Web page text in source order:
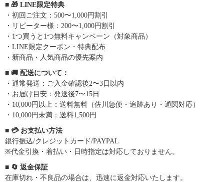
■ 🎁 LINE限定特典
・初回ご注文：500〜1,000円割引
・リピーター様：200〜1,000円割引
・1つ買うと1つ無料キャンペーン（対象商品）
・LINE限定クーポン・特典配布
・新商品・人気商品の優先案内
■ 🚚 配送について：
・通常発送：ご入金確認後2〜3日以内
・お届け目安：発送後7〜15日
・10,000円以上：送料無料（佐川急便・追跡あり・通関対応）
・10,000円未満：送料1,500円
■ 💳 お支払い方法
銀行振込/クレジットカード/PAYPAL
※代金引換・着払い・日時指定は対応しておりません。
■ 🔄 返金保証
在庫切れ・不良品の場合は、迅速に返金対応いたします。